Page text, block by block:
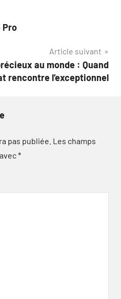
Pro
Article suivant
au monde : Quand
rencontre l’exceptionnel
pas publiée. Les champs
*